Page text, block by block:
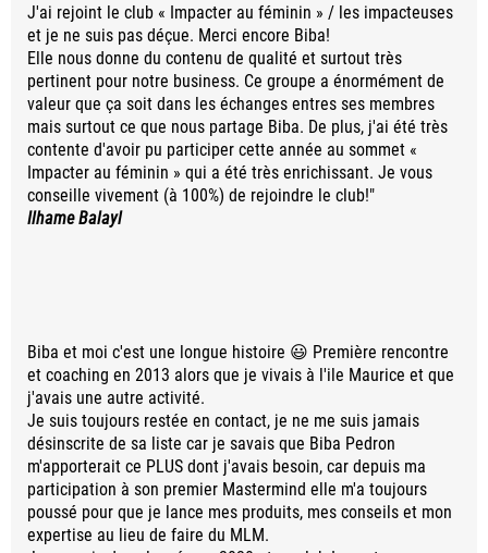
J'ai rejoint le club « Impacter au féminin » / les impacteuses
et je ne suis pas déçue. Merci encore Biba!
Elle nous donne du contenu de qualité et surtout très
pertinent pour notre business. Ce groupe a énormément de
valeur que ça soit dans les échanges entres ses membres
mais surtout ce que nous partage Biba. De plus, j'ai été très
contente d'avoir pu participer cette année au sommet «
Impacter au féminin » qui a été très enrichissant. Je vous
conseille vivement (à 100%) de rejoindre le club!"
Ilhame Balayl
Biba et moi c'est une longue histoire 😃 Première rencontre
et coaching en 2013 alors que je vivais à l'ile Maurice et que
j'avais une autre activité.
Je suis toujours restée en contact, je ne me suis jamais
désinscrite de sa liste car je savais que Biba Pedron
m'apporterait ce PLUS dont j'avais besoin, car depuis ma
participation à son premier Mastermind elle m'a toujours
poussé pour que je lance mes produits, mes conseils et mon
expertise au lieu de faire du MLM.